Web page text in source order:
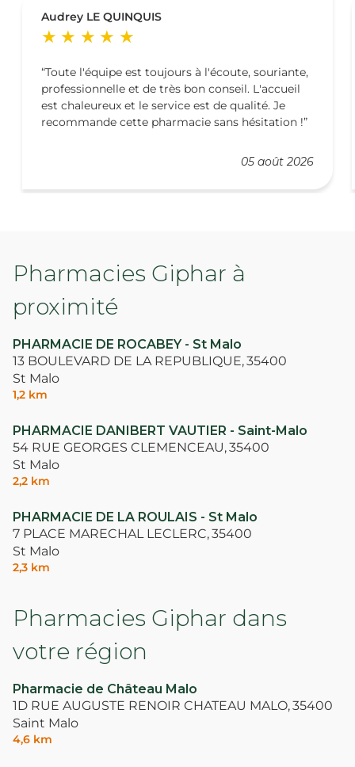
Audrey LE QUINQUIS
05 août 2026
Toute l'équipe est toujours à l'écoute, souriante,
professionnelle et de très bon conseil. L'accueil
est chaleureux et le service est de qualité. Je
recommande cette pharmacie sans hésitation !
Pharmacies Giphar à
proximité
PHARMACIE DE ROCABEY - St Malo
13 BOULEVARD DE LA REPUBLIQUE,35400
St Malo
1,2 km
PHARMACIE DANIBERT VAUTIER - Saint-Malo
54 RUE GEORGES CLEMENCEAU,35400
St Malo
2,2 km
PHARMACIE DE LA ROULAIS - St Malo
7 PLACE MARECHAL LECLERC,35400
St Malo
2,3 km
Pharmacies Giphar dans
votre région
Pharmacie de Château Malo
1D RUE AUGUSTE RENOIR CHATEAU MALO,35400
Saint Malo
4,6 km